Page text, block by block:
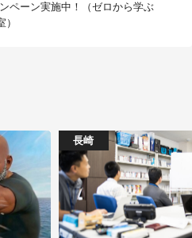
ペーン実施中！（ゼロから学ぶ
長崎